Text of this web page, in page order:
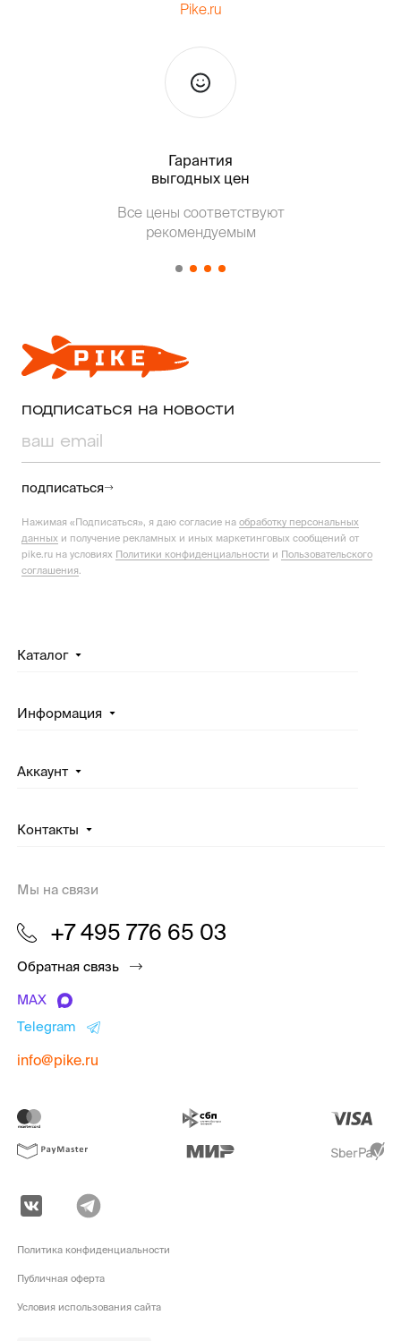
Pike.ru
Гарантия
выгодных цен
Все цены соответствуют
рекомендуемым
подписаться на новости
подписаться
Нажимая «Подписаться», я даю согласие на обработку персональных
данных и получение рекламных и иных маркетинговых сообщений от
pike.ru на условиях Политики конфиденциальности и Пользовательского
соглашения
Каталог
Информация
Аккаунт
Контакты
Мы на связи
+7 495 776 65 03
Обратная связь
MAX
Telegram
info@pike.ru
Политика конфиденциальности
Публичная оферта
Условия использования сайта